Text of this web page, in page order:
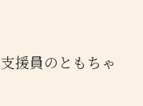
援員のともちゃ